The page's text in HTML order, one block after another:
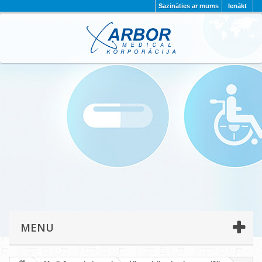
Ienākt
Sazināties ar mums
PAR MUMS PROJEKTI
KONTAKTI
PRIVĀTUMA POLITIKA
MENU